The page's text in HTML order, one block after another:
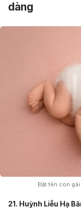
dàng
Đặt tên con
21. Huỳnh Liễu Hạ